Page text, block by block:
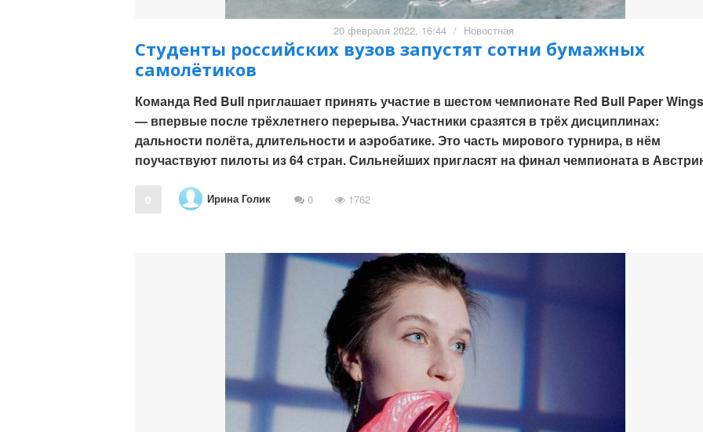
20 февраля 2022, 16:44 / Новостная
Студенты российских вузов запустят сотни бумажных
самолётиков
Команда Red Bull приглашает принять участие в шестом чемпионате Red Bull Paper Wings
— впервые после трёхлетнего перерыва. Участники сразятся в трёх дисциплинах:
дальности полёта, длительности и аэробатике. Это часть мирового турнира, в нём
поучаствуют пилоты из 64 стран. Сильнейших пригласят на финал чемпионата в
0 Ирина Голик 0 1762